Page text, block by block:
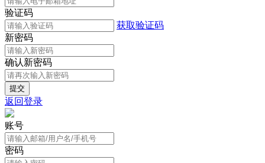
验证码
获取验证码
新密码
确认新密码
返回登录
账号
密码